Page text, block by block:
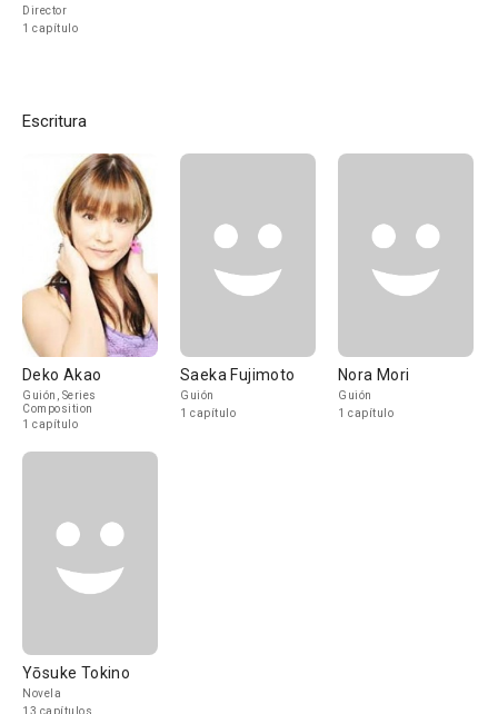
Director
1 capítulo
Escritura
Deko Akao
Guión, Series
Composition
1 capítulo
Saeka Fujimoto
Guión
1 capítulo
Nora Mori
Guión
1 capítulo
Yōsuke Tokino
Novela
13 capítulos